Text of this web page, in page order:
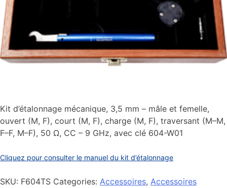
Kit d’étalonnage mécanique, 3,5 mm – mâle et femelle,
ouvert (M, F), court (M, F), charge (M, F), traversant (M–M,
F–F, M–F), 50 Ω, CC – 9 GHz, avec clé 604-W01
Cliquez pour consulter le manuel du kit d’étalonnage
SKU: F604TS Categories: Accessoires, Accessoires